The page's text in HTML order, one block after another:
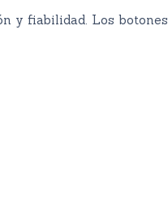
y fiabilidad. Los botones